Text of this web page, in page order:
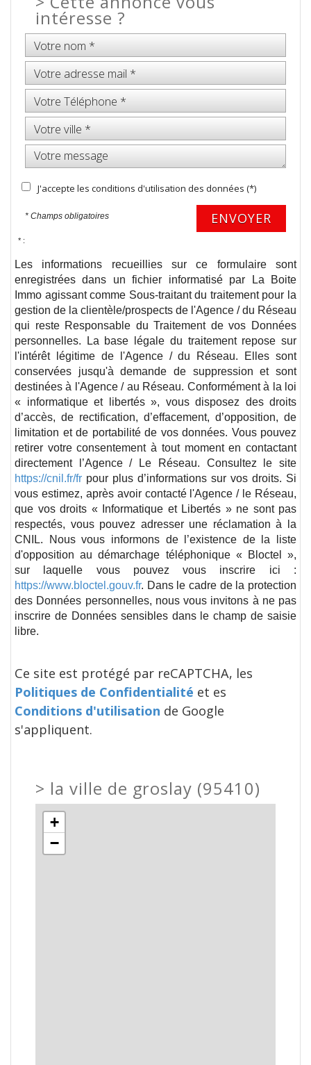
intéresse ?
J'accepte les conditions d'utilisation des données (*)
* Champs obligatoires ENVOYER
* :
Les informations recueillies sur ce formulaire sont
enregistrées dans un fichier informatisé par La Boite
Immo agissant comme Sous-traitant du traitement pour la
gestion de la clientèle/prospects de l'Agence / du Réseau
qui reste Responsable du Traitement de vos Données
personnelles. La base légale du traitement repose sur
l'intérêt légitime de l'Agence / du Réseau. Elles sont
conservées jusqu'à demande de suppression et sont
destinées à l'Agence / au Réseau. Conformément à la loi
« informatique et libertés », vous disposez des droits
d’accès, de rectification, d’effacement, d’opposition, de
limitation et de portabilité de vos données. Vous pouvez
retirer votre consentement à tout moment en contactant
directement l’Agence / Le Réseau. Consultez le site
https://cnil.fr/fr pour plus d’informations sur vos droits. Si
vous estimez, après avoir contacté l'Agence / le Réseau,
que vos droits « Informatique et Libertés » ne sont pas
respectés, vous pouvez adresser une réclamation à la
CNIL. Nous vous informons de l’existence de la liste
d'opposition au démarchage téléphonique « Bloctel »,
sur laquelle vous pouvez vous inscrire ici :
https://www.bloctel.gouv.fr. Dans le cadre de la protection
des Données personnelles, nous vous invitons à ne pas
inscrire de Données sensibles dans le champ de saisie
libre.
Ce site est protégé par reCAPTCHA, les
Politiques de Confidentialité et es
Conditions d'utilisation de Google
s'appliquent.
> la ville de groslay (95410)
+
−